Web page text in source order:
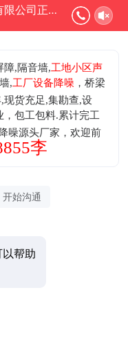
上海乾革金属制品有限公司正在为您服务
障,隔音墙,工地小区声
,工厂设备降噪 ，桥梁
现货充足,集勘查,设
包工包料.累计完工
噪源头厂家，欢迎前
李
始沟通
帮助